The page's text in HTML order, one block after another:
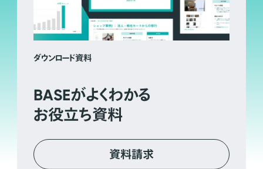
ダウンロード資料
BASEがよくわかる
お役立ち資料
資料請求